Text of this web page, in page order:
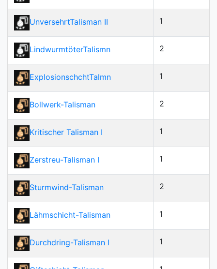
UnversehrtTalisman II 1
LindwurmtöterTalismn 2
ExplosionschchtTalmn 1
Bollwerk-Talisman 2
Kritischer Talisman I 1
Zerstreu-Talisman I 1
Sturmwind-Talisman 2
Lähmschicht-Talisman 1
Durchdring-Talisman I 1